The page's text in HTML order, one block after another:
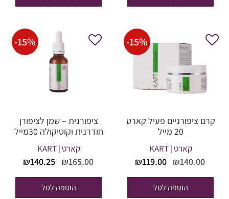
-15%
קרם ציפורניים פעיל קארט
20 מייל
קארט | KART
₪140.00
המחיר
היה:
₪140.00.
₪119.00
הוספה לסל
-15%
ציפורנית – שמן לציפורן
חודרנית וקוטיקולה 30מייל
קארט | KART
₪165.00
המחיר
היה:
₪165.00.
₪140.25
הוספה לסל